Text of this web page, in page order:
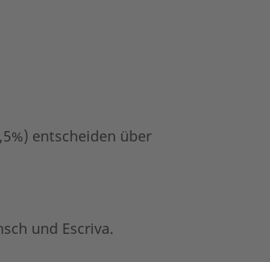
entscheiden über
und Escriva.